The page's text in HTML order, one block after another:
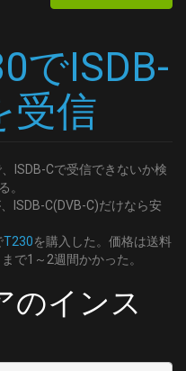
でISDB-
受信
ISDB-Cで受信できないか検
。
ISDB-C(DVB-C)だけなら安
T230を購入した。価格は送料
で1～2週間かかった。
のインス